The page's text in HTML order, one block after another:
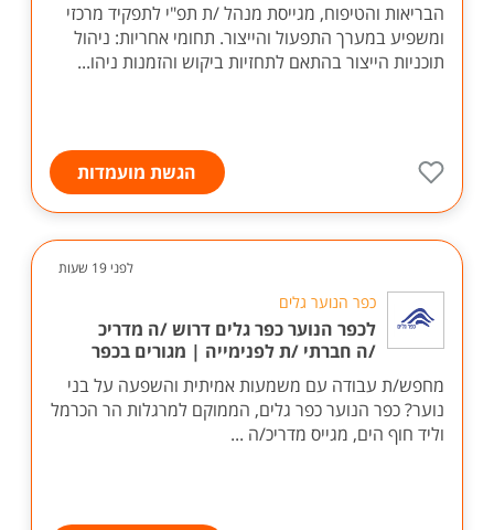
הבריאות והטיפוח, מגייסת מנהל /ת תפ"י לתפקיד מרכזי
ומשפיע במערך התפעול והייצור. תחומי אחריות: ניהול
תוכניות הייצור בהתאם לתחזיות ביקוש והזמנות ניהו...
הגשת מועמדות
לפני 19 שעות
כפר הנוער גלים
לכפר הנוער כפר גלים דרוש /ה מדריכ
/ה חברתי /ת לפנימייה | מגורים בכפר
מחפש/ת עבודה עם משמעות אמיתית והשפעה על בני
נוער? כפר הנוער כפר גלים, הממוקם למרגלות הר הכרמל
וליד חוף הים, מגייס מדריכ/ה ...